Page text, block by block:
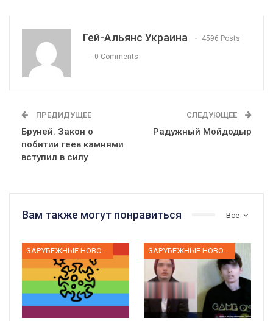
Гей-Альянс Украина 4596 Posts
0 Comments
ПРЕДИДУЩЕЕ
Бруней. Закон о
побитии геев камнями
вступил в силу
СЛЕДУЮЩЕЕ
Радужный Мойдодыр
Все
Вам также могут понравиться
ЗАРУБЕЖНЫЕ НОВОСТИ ЗАРУБЕЖНЫЕ НОВОСТИ